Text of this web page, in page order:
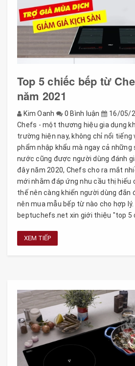
Top 5 chiếc bếp từ
năm 2021
Kim Oanh 0 Bình luận
16/05/
Chefs - một thương hiệu gia dụng
trường hiện nay, không chỉ nổi tiếng
phẩm nhập khẩu mà ngay cả những
nước cũng được người dùng đánh
đây năm 2020, Chefs cho ra mắt
mới nhằm đáp ứng nhu cầu thị hiếu
thế nên càng khiến người dùng đắn
nên mua mẫu bếp từ nào cho hợp lý.
beptuchefs.net xin giới thiệu "top 5
XEM TIẾP